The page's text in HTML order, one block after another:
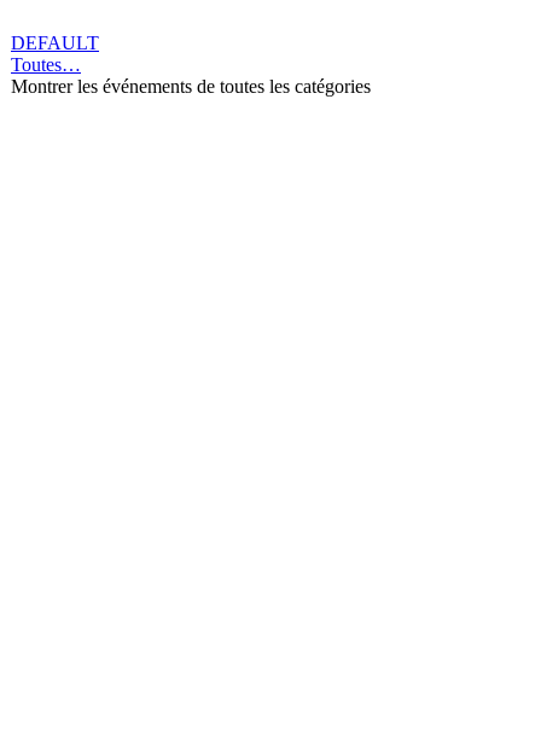
DEFAULT
Toutes…
Montrer les événements de toutes les catégories